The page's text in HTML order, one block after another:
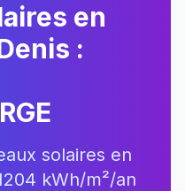
en
:
solaires en
kWh/m²/an